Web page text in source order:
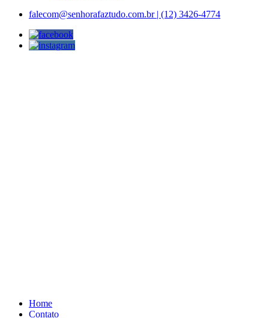
falecom@senhorafaztudo.com.br | (12) 3426-4774
Home
Contato